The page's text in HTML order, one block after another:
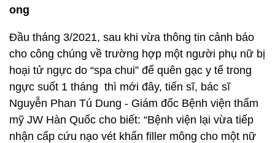
ong
Đầu tháng 3/2021, sau khi vừa thông tin cảnh báo
cho công chúng về trường hợp một người phụ nữ bị
hoại tử ngực do “spa chui” để quên gạc y tế trong
ngực suốt 1 tháng thì mới đây, tiến sĩ, bác sĩ
Nguyễn Phan Tú Dung - Giám đốc Bệnh viện thẩm
mỹ JW Hàn Quốc cho biết: “Bệnh viện lại vừa tiếp
nhận cấp cứu nạo vét khẩn filler mông cho một nữ